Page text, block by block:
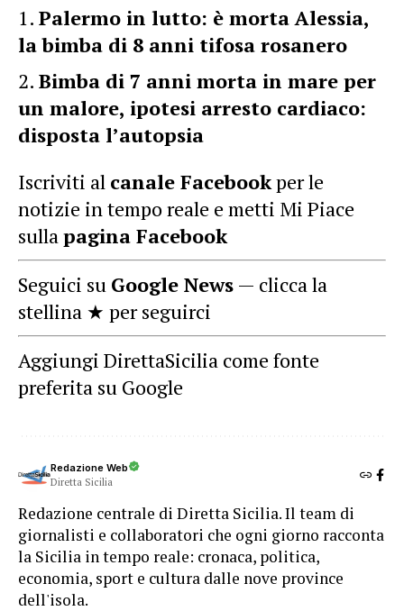
Palermo in lutto: è morta Alessia,
la bimba di 8 anni tifosa rosanero
Bimba di 7 anni morta in mare per
un malore, ipotesi arresto cardiaco:
disposta l’autopsia
Iscriviti al canale Facebookper le
notizie in tempo reale e metti Mi Piace
sullapagina Facebook
Seguici su Google News — clicca la
stellina ★ per seguirci
Aggiungi DirettaSicilia come fonte
preferita su Google
Redazione Web
Diretta Sicilia
Redazione centrale di Diretta Sicilia. Il team di
giornalisti e collaboratori che ogni giorno racconta
la Sicilia in tempo reale: cronaca, politica,
economia, sport e cultura dalle nove province
dell'isola.